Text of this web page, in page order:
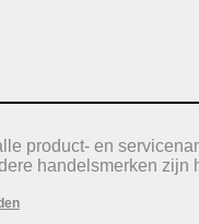
product- en
handelsmerken